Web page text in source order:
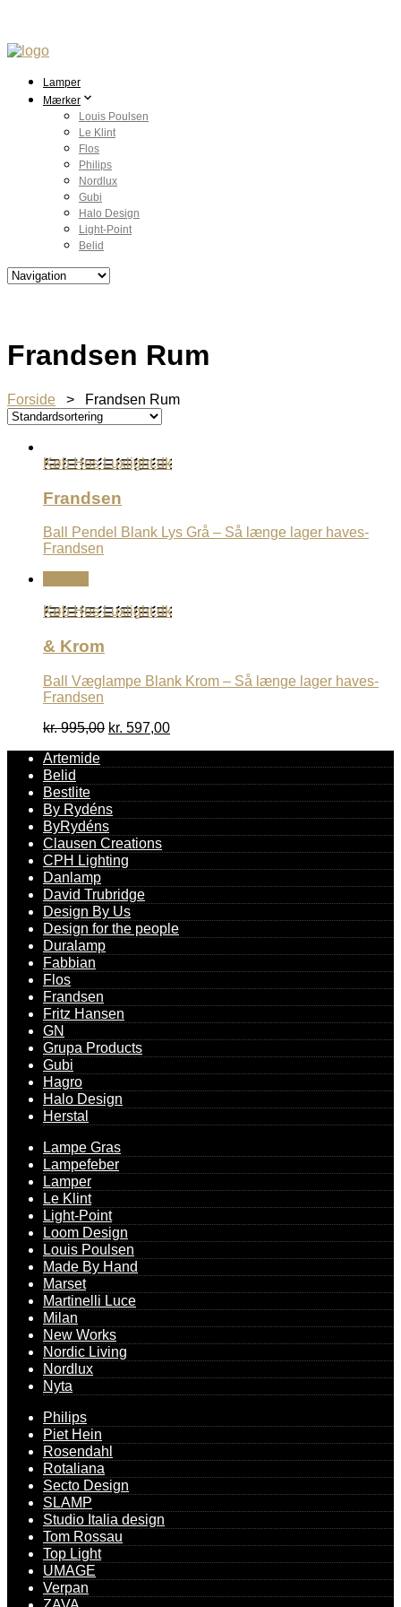
Lamper
Mærker
Louis Poulsen
Le Klint
Flos
Philips
Nordlux
Gubi
Halo Design
Light-Point
Belid
Frandsen Rum
Forside > Frandsen Rum
Køb Hos Luxlight.dk
Frandsen
Ball Pendel Blank Lys Grå – Så længe lager haves-
Frandsen
Køb Hos Luxlight.dk
& Krom
Ball Væglampe Blank Krom – Så længe lager haves-
Frandsen
kr.995,00 Den
kr. 597,00Den
Artemide
Belid
Bestlite
By Rydéns
ByRydéns
Clausen Creations
CPH Lighting
Danlamp
David Trubridge
Design By Us
Design for the people
Duralamp
Fabbian
Flos
Frandsen
Fritz Hansen
GN
Grupa Products
Gubi
Hagro
Halo Design
Herstal
Lampe Gras
Lampefeber
Lamper
Le Klint
Light-Point
Loom Design
Louis Poulsen
Made By Hand
Marset
Martinelli Luce
Milan
New Works
Nordic Living
Nordlux
Nyta
Philips
Piet Hein
Rosendahl
Rotaliana
Secto Design
SLAMP
Studio Italia design
Tom Rossau
Top Light
UMAGE
Verpan